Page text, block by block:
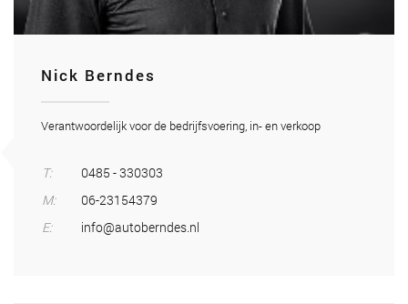
Nick Berndes
Verantwoordelijk voor de bedrijfsvoering, in- en verkoop
T:
0485 - 330303
M:
06-23154379
E:
info@autoberndes.nl